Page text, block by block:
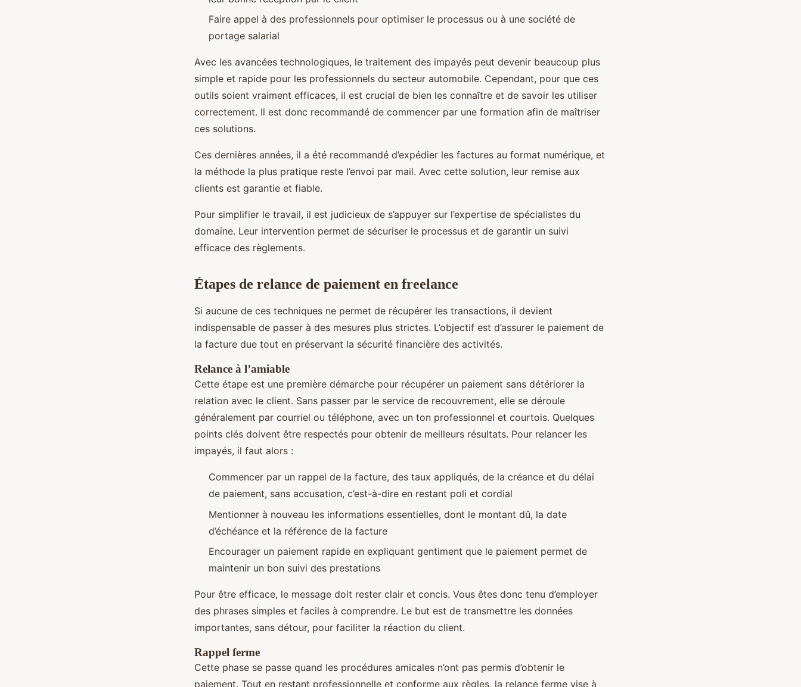
Faire appel à des professionnels pour optimiser le processus ou à une société de
portage salarial
Avec les avancées technologiques, le traitement des impayés peut devenir beaucoup plus
simple et rapide pour les professionnels du secteur automobile. Cependant, pour que ces
outils soient vraiment efficaces, il est crucial de bien les connaître et de savoir les utiliser
correctement. Il est donc recommandé de commencer par une formation afin de maîtriser
ces solutions.
Ces dernières années, il a été recommandé d’expédier les factures au format numérique, et
la méthode la plus pratique reste l’envoi par mail. Avec cette solution, leur remise aux
clients est garantie et fiable.
Pour simplifier le travail, il est judicieux de s’appuyer sur l’expertise de spécialistes du
domaine. Leur intervention permet de sécuriser le processus et de garantir un suivi
efficace des règlements.
Étapes de relance de paiement en freelance
Si aucune de ces techniques ne permet de récupérer les transactions, il devient
indispensable de passer à des mesures plus strictes. L’objectif est d’assurer le paiement de
la facture due tout en préservant la sécurité financière des activités.
Relance à l’amiable
Cette étape est une première démarche pour récupérer un paiement sans détériorer la
relation avec le client. Sans passer par le service de recouvrement, elle se déroule
généralement par courriel ou téléphone, avec un ton professionnel et courtois. Quelques
points clés doivent être respectés pour obtenir de meilleurs résultats. Pour relancer les
impayés, il faut alors :
Commencer par un rappel de la facture, des taux appliqués, de la créance et du délai
de paiement, sans accusation, c’est-à-dire en restant poli et cordial
Mentionner à nouveau les informations essentielles, dont le montant dû, la date
d’échéance et la référence de la facture
Encourager un paiement rapide en expliquant gentiment que le paiement permet de
maintenir un bon suivi des prestations
Pour être efficace, le message doit rester clair et concis. Vous êtes donc tenu d’employer
des phrases simples et faciles à comprendre. Le but est de transmettre les données
importantes, sans détour, pour faciliter la réaction du client.
Rappel ferme
Cette phase se passe quand les procédures amicales n’ont pas permis d’obtenir le
paiement. Tout en restant professionnelle et conforme aux règles, la relance ferme vise à